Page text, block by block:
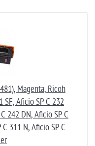
Magenta, Ricoh
SF, Aficio SP C 232
242 DN, Aficio SP C
311 N, Aficio SP C